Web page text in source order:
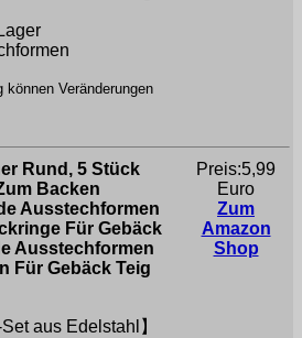
Veränderungen
Rund, 5 Stück
Backen
Ausstechformen
Für Gebäck
Ausstechformen
Für Gebäck Teig
aus Edelstahl】
Preis:5,99
Euro
Zum
Amazon
Shop